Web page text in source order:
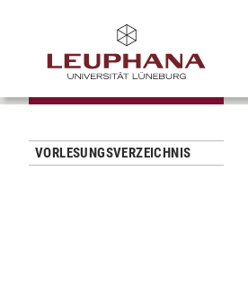
VORLESUNGSVERZEICHNIS